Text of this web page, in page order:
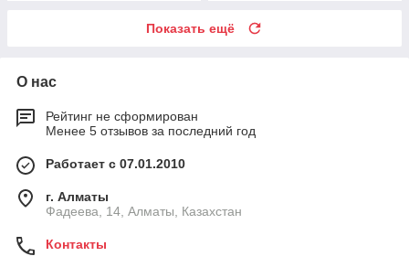
Показать ещё
О нас
Рейтинг не сформирован
Менее 5 отзывов за последний год
Работает с 07.01.2010
г. Алматы
Фадеева, 14, Алматы, Казахстан
Контакты